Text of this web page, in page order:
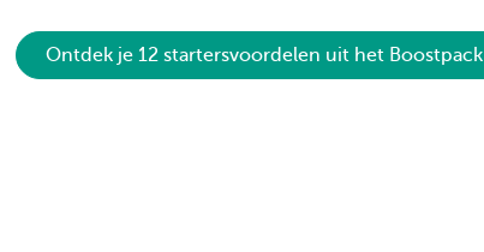
Ontdek je 12 startersvoordelen uit het Boostpack